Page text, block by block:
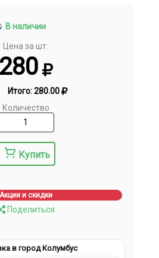
В наличии
Цена за шт.
280
Итого:280.00
Количество
Купить
Акции и скидки
Поделиться
в город Колумбус